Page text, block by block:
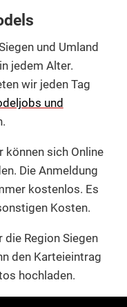
und Umland
jedem Alter.
wir jeden Tag
und
können sich Online
Die Anmeldung
kostenlos. Es
Kosten.
die Region Siegen
den Karteieintrag
hochladen.